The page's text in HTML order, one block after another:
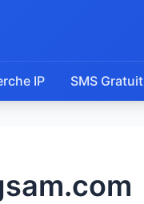
IP SMS Gratuit